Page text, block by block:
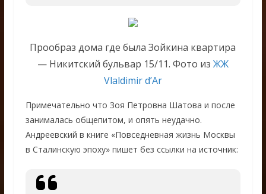
Прообраз дома где была Зойкина квартира
— Никитский бульвар 15/11. Фото из ЖЖ
Vlaldimir d’Ar
Примечательно что Зоя Петровна Шатова и после
занималась общепитом, и опять неудачно.
Андреевский в книге «Повседневная жизнь Москвы
в Сталинскую эпоху» пишет без ссылки на источник: